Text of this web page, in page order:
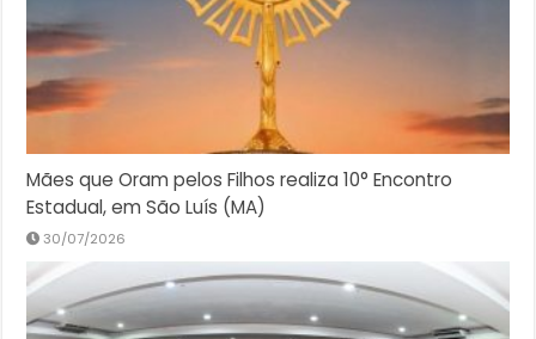
Mães que Oram pelos Filhos realiza 10° Encontro
Estadual, em São Luís (MA)
30/07/2026